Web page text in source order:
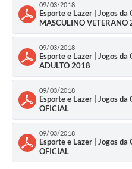
09/03/2018
Esporte e Lazer | Jogos
MASCULINO VETERANO
09/03/2018
Esporte e Lazer | Jogos
ADULTO 2018
09/03/2018
Esporte e Lazer | Jogos
OFICIAL
09/03/2018
Esporte e Lazer | Jogos
OFICIAL